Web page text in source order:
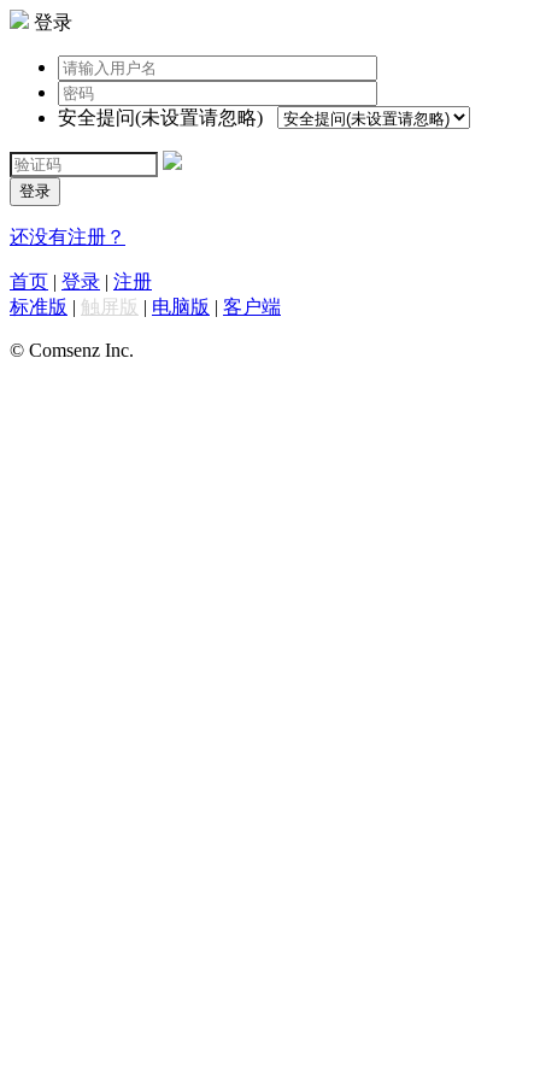
登录
安全提问(未设置请忽略)
登录
还没有注册？
首页 | 登录 | 注册
标准版 | 触屏版 | 电脑版 | 客户端
© Comsenz Inc.